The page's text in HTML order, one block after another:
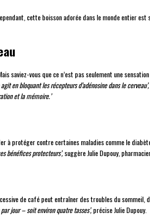
cette boisson adorée dans le monde entier
saviez-vous que ce n’est pas seulement une
agit en bloquant les récepteurs d’adénosine dans le
et la mémoire.’
protéger contre certaines maladies comme le
bénéfices protecteurs’,suggère Julie Dupouy,
de café peut entraîner des troubles du sommeil,
jour – soit environ quatre tasses’,précise Julie Dupouy.